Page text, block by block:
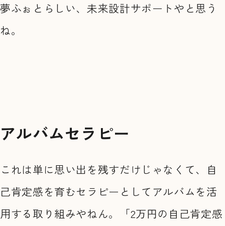
夢ふぉとらしい、未来設計サポートやと思う
ね。
アルバムセラピー
これは単に思い出を残すだけじゃなくて、自
己肯定感を育むセラピーとしてアルバムを活
用する取り組みやねん。「2万円の自己肯定感